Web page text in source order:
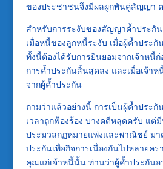
ของประชาชนจึงมีผลผูกพันคู่สัญญา
สำหรับการระงับของสัญญาค้ำประกั
เมื่อหนี้ของลูกหนี้ระงับ เมื่อผู้ค้ำประกั
ทั้งนี้ต้องได้รับการยินยอมจากเจ้าหนี้ก่
การค้ำประกันสิ้นสุดลง และเมื่อเจ้า
จากผู้ค้ำประกัน
ถามว่าแล้วอย่างนี้ การเป็นผู้ค้ำประ
เวลาถูกฟ้องร้อง บางคดีหลุดครับ แต่
ประมวลกฏหมายแพ่งและพาณิชย์ มา
ประกันเพื่อกิจการเนื่องกันไปหลายคร
คุณแก่เจ้าหนี้นั้น ท่านว่าผู้ค้ำประกันอ